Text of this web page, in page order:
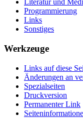
Literatur und
Programmierung
Links
Sonstiges
Werkzeuge
Links auf diese
Änderungen an
Spezialseiten
Druckversion
Permanenter Link